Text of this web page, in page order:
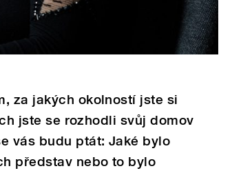
za jakých okolností jste si
jste se rozhodli svůj domov
vás budu ptát: Jaké bylo
představ nebo to bylo